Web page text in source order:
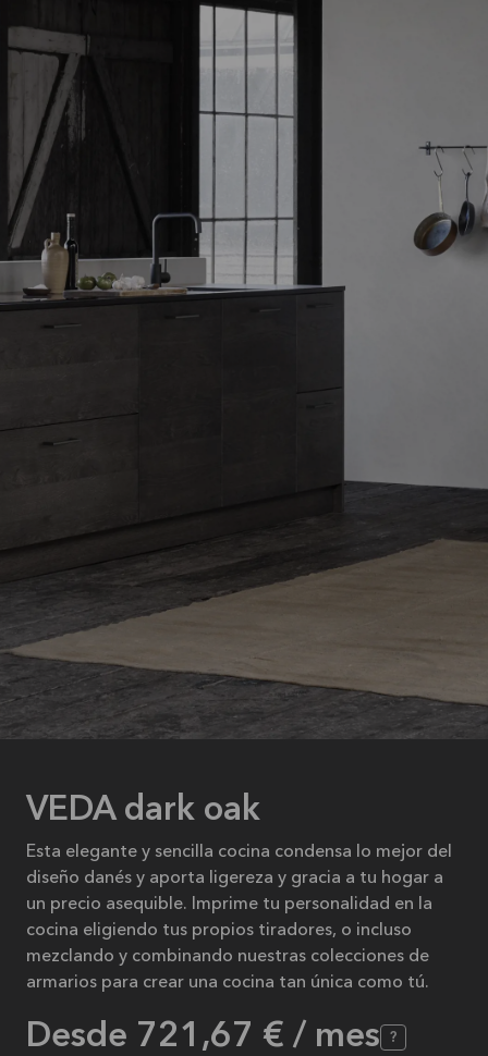
VEDA dark oak
Esta elegante y sencilla cocina condensa lo mejor del
diseño danés y aporta ligereza y gracia a tu hogar a
un precio asequible. Imprime tu personalidad en la
cocina eligiendo tus propios tiradores, o incluso
mezclando y combinando nuestras colecciones de
armarios para crear una cocina tan única como tú.
Desde 721,67 € / mes ?